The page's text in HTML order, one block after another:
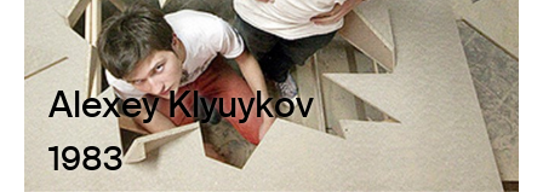
Alexey Klyuykov
1983